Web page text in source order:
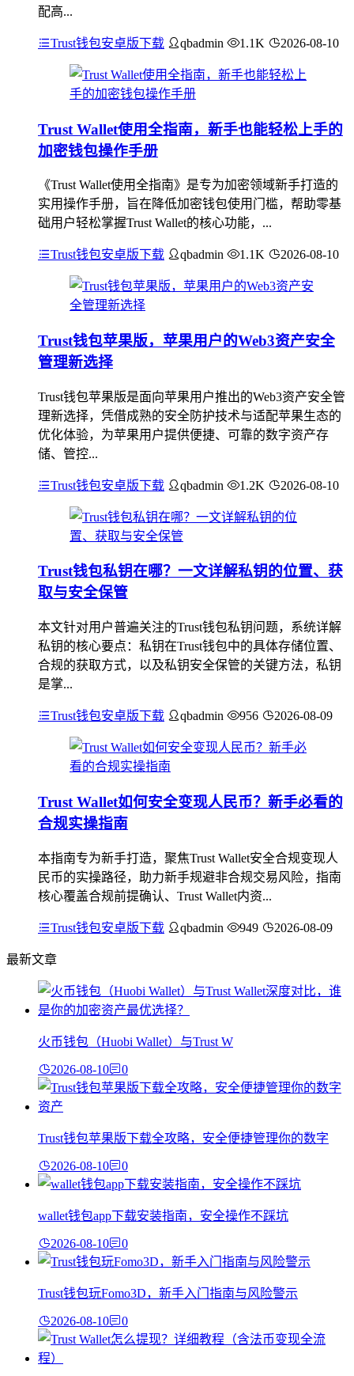
配高...
Trust钱包安卓版下载 qbadmin 1.1K 2026-08-10
Trust Wallet使用全指南，新手也能轻松上手的
加密钱包操作手册
《Trust Wallet使用全指南》是专为加密领域新手打造的
实用操作手册，旨在降低加密钱包使用门槛，帮助零基
础用户轻松掌握Trust Wallet的核心功能，...
Trust钱包安卓版下载 qbadmin 1.1K 2026-08-10
Trust钱包苹果版，苹果用户的Web3资产安全
管理新选择
Trust钱包苹果版是面向苹果用户推出的Web3资产安全管
理新选择，凭借成熟的安全防护技术与适配苹果生态的
优化体验，为苹果用户提供便捷、可靠的数字资产存
储、管控...
Trust钱包安卓版下载 qbadmin 1.2K 2026-08-10
Trust钱包私钥在哪？一文详解私钥的位置、获
取与安全保管
本文针对用户普遍关注的Trust钱包私钥问题，系统详解
私钥的核心要点：私钥在Trust钱包中的具体存储位置、
合规的获取方式，以及私钥安全保管的关键方法，私钥
是掌...
Trust钱包安卓版下载 qbadmin 956 2026-08-09
Trust Wallet如何安全变现人民币？新手必看的
合规实操指南
本指南专为新手打造，聚焦Trust Wallet安全合规变现人
民币的实操路径，助力新手规避非合规交易风险，指南
核心覆盖合规前提确认、Trust Wallet内资...
Trust钱包安卓版下载 qbadmin 949 2026-08-09
最新文章
火币钱包（Huobi Wallet）与Trust W
2026-08-10 0
Trust钱包苹果版下载全攻略，安全便捷管理你的数字
2026-08-10 0
wallet钱包app下载安装指南，安全操作不踩坑
2026-08-10 0
Trust钱包玩Fomo3D，新手入门指南与风险警示
2026-08-10 0